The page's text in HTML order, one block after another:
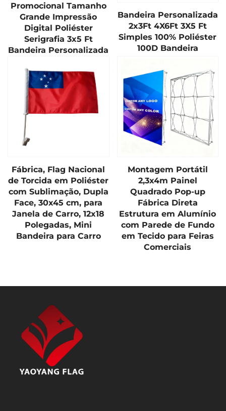
Promocional Tamanho
Grande Impressão
Digital Poliéster
Serigrafia 3x5 Ft
Bandeira Personalizada
Bandeira Personalizada
2x3Ft 4X6Ft 3X5 Ft
Simples 100% Poliéster
100D Bandeira
Fábrica, Flag Nacional
de Torcida em Poliéster
com Sublimação, Dupla
Face, 30x45 cm, para
Janela de Carro, 12x18
Polegadas, Mini
Bandeira para Carro
Montagem Portátil
2,3x4m Painel
Quadrado Pop-up
Fábrica Direta
Estrutura em Alumínio
com Parede de Fundo
em Tecido para Feiras
Comerciais